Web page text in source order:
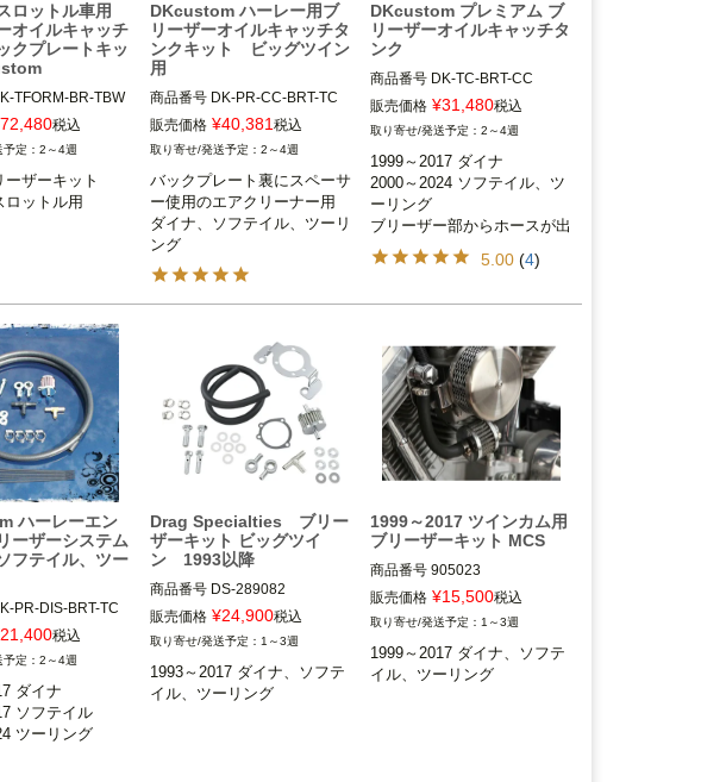
ロットル車用
オイルキャッチ
クプレートキッ
TFORM-BR-TBW
エアクリーナー
DKカスタム）
72,480税込
2～4週
ーザーキット
ロットル用
DKcustom ハーレー用ブ
リーザーオイルキャッチタ
ンクキット ビッグツイン
用
商品番号 DK-PR-CC-BRT-TC
1999～2017 ダイナ
2000～2024 ツーリング
※エアクリーナー（バックプレ
ート）の形状によっては、取り
付けできない物もあるので、要
確認。
販売価格 ¥40,381税込
2～4週
バックプレート裏にスペーサ
ー使用のエアクリーナー用
ダイナ、ソフテイル、ツーリ
ング
DKcustom プレミアム ブ
リーザーオイルキャッチタ
ンク
商品番号 DK-TC-BRT-CC
1999～2017 ダイナ
2000～2024 ソフテイル、ツー
DK-CUSTOM
販売価格 ¥31,480税込
2～4週
1999～2017 ダイナ
2000～2024 ソフテイル、ツ
ーリング
ブリーザー部からホースが出
ているエアクリーナー用
5.00 (4)
ハーレーエン
ーザーシステム
フテイル、ツー
PR-DIS-BRT-TC
ダイナ
ツーリング
ＤＫカスタム）
21,400税込
2～4週
ダイナ
ソフテイル
ツーリング
Drag Specialties ブリー
ザーキット ビッグツイ
ン 1993以降
商品番号 DS-289082
ボ、ツインカム) ダイナ、ソフ
販売価格 ¥24,900税込
1～3週
1993～2017 ダイナ、ソフテ
イル、ツーリング
1999～2017 ツインカム用
ブリーザーキット MCS
商品番号905023
1993～2017 ダイナ、ソフテイ
※電子制御スロットル車は不可
販売価格 ¥15,500税込
1～3週
1999～2017 ダイナ、ソフテ
イル、ツーリング